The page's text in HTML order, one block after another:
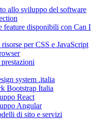
allo sviluppo del software
feature disponibili con Can I
per CSS e JavaScript
system .italia
Bootstrap Italia
React
Angular
di sito e servizi